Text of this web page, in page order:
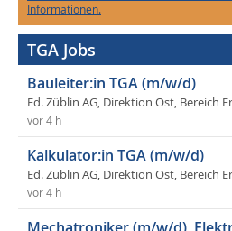
Informationen.
TGA Jobs
Bauleiter:in TGA (m/w/d)
Ed. Züblin AG, Direktion Ost, Bereich
vor 4 h
Kalkulator:in TGA (m/w/d)
Ed. Züblin AG, Direktion Ost, Bereich
vor 4 h